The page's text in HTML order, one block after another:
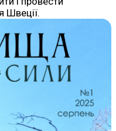
Швеції.